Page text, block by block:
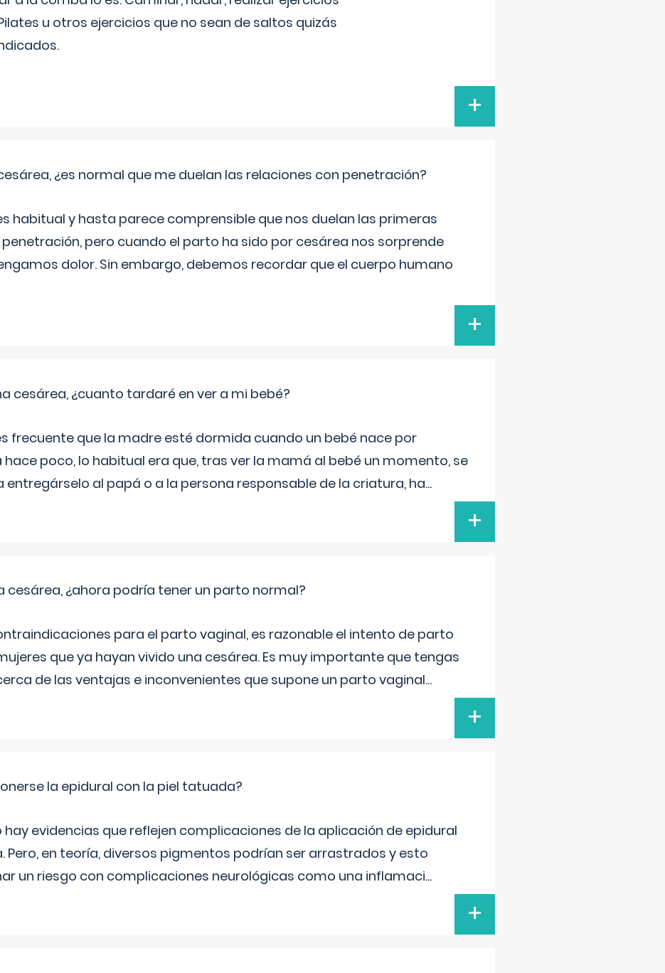
u otros ejercicios que no sean de saltos quizás
+
¿es normal que me duelan las relaciones con penetración?
habitual y hasta parece comprensible que nos duelan las primeras
pero cuando el parto ha sido por cesárea nos sorprende
dolor. Sin embargo, debemos recordar que el cuerpo humano
+
cesárea, ¿cuanto tardaré en ver a mi bebé?
frecuente que la madre esté dormida cuando un bebé nace por
hace poco, lo habitual era que, tras ver la mamá al bebé un momento, se
entregárselo al papá o a la persona responsable de la criatura, ha...
+
cesárea, ¿ahora podría tener un parto normal?
para el parto vaginal, es razonable el intento de parto
que ya hayan vivido una cesárea. Es muy importante que tengas
de las ventajas e inconvenientes que supone un parto vaginal...
+
la epidural con la piel tatuada?
hay evidencias que reflejen complicaciones de la aplicación de epidural
Pero, en teoría, diversos pigmentos podrían ser arrastrados y esto
un riesgo con complicaciones neurológicas como una inflamaci...
+